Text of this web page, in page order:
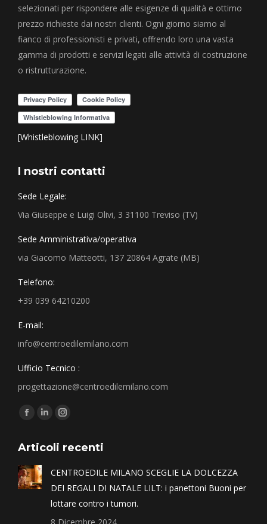
selezionati per rispondere alle esigenze di qualità e ottimo
prezzo richieste dai nostri clienti. Ogni giorno siamo al
fianco di professionisti e privati, offrendo loro una vasta
gamma di prodotti e servizi legati alle attività di costruzione
o ristrutturazione.
[Whistleblowing LINK]
I nostri contatti
Sede Legale:
Via Giuseppe e Luigi Olivi, 3 31100 Treviso (TV)
Sede Amministrativa/operativa
via Giacomo Matteotti, 137 20864 Agrate (MB)
Telefono:
+39 039 64210200
E-mail:
info@centroedilemilano.com
Ufficio Tecnico :
progettazione@centroedilemilano.com
Find us on:
Articoli recenti
CENTROEDILE MILANO SCEGLIE LA DOLCEZZA
DEI REGALI DI NATALE LILT: i panettoni Buoni per
lottare contro i tumori.